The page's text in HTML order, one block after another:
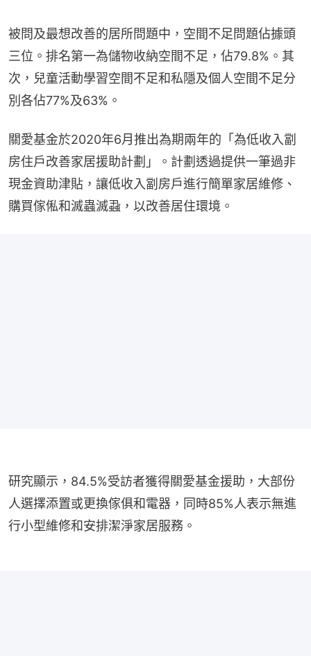
被問及最想改善的居所問題中，空間不足問題佔據頭
三位。排名第一為儲物收納空間不足，佔79.8%。其
次，兒童活動學習空間不足和私隱及個人空間不足分
別各佔77%及63%。
關愛基金於2020年6月推出為期兩年的「為低收入劏
房住戶改善家居援助計劃」。計劃透過提供一筆過非
現金資助津貼，讓低收入劏房戶進行簡單家居維修、
購買傢俬和滅蟲滅蝨，以改善居住環境。
研究顯示，84.5%受訪者獲得關愛基金援助，大部份
人選擇添置或更換傢俱和電器，同時85%人表示無進
行小型維修和安排潔淨家居服務。